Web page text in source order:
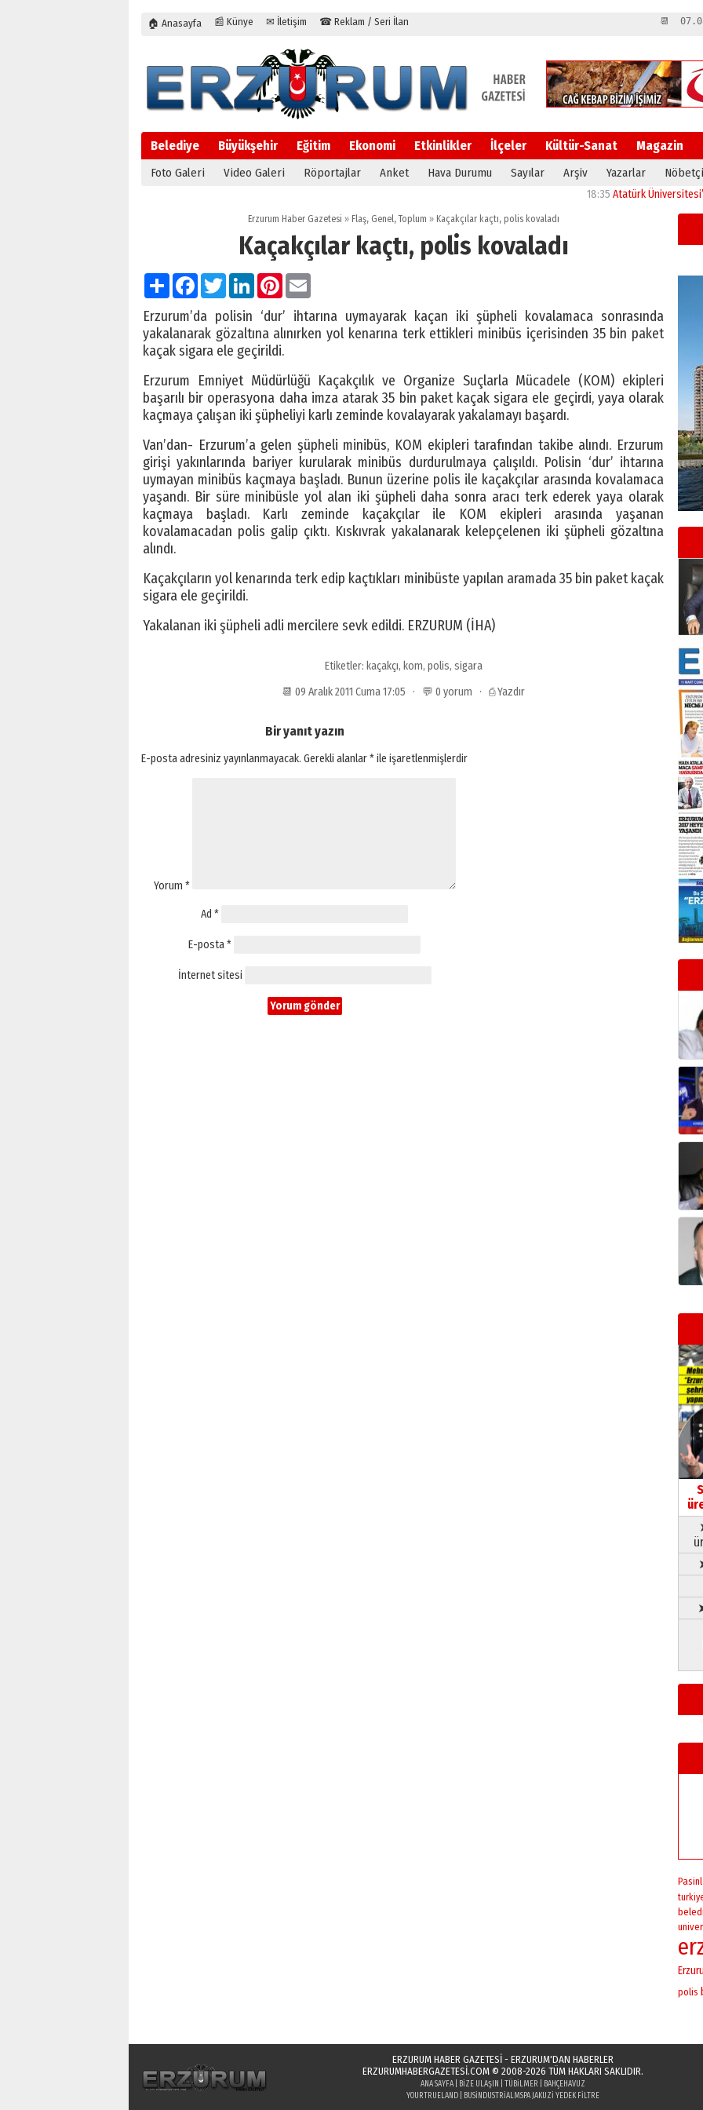
🏠 Anasayfa 📰 Künye ✉ İletişim ☎ Reklam / Seri İlan 📆
Belediye Büyükşehir Eğitim Ekonomi Etkinlikler İlçeler Kültür-Sanat Magazin
Foto Galeri Video Galeri Röportajlar Anket Hava Durumu Sayılar Arşiv Yazarlar
Atatürk Üniversitesi’nin
Erzurum Haber Gazetesi » Flaş, Genel,Toplum »Kaçakçılar kaçtı, polis kovaladı
Kaçakçılar kaçtı, polis kovaladı
PaylaşFacebook
TwitterLinkedInPinterest
Erzurum’da polisin ‘dur’ ihtarına uymayarak kaçan iki şüpheli kovalamaca sonrasında
yakalanarak gözaltına alınırken yol kenarına terk ettikleri minibüs içerisinden 35 bin paket
kaçak sigara ele geçirildi.
Erzurum Emniyet Müdürlüğü Kaçakçılık ve Organize Suçlarla Mücadele (KOM) ekipleri
başarılı bir operasyona daha imza atarak 35 bin paket kaçak sigara ele geçirdi, yaya olarak
kaçmaya çalışan iki şüpheliyi karlı zeminde kovalayarak yakalamayı başardı.
Van’dan- Erzurum’a gelen şüpheli minibüs, KOM ekipleri tarafından takibe alındı. Erzurum
girişi yakınlarında bariyer kurularak minibüs durdurulmaya çalışıldı. Polisin ‘dur’ ihtarına
uymayan minibüs kaçmaya başladı. Bunun üzerine polis ile kaçakçılar arasında kovalamaca
yaşandı. Bir süre minibüsle yol alan iki şüpheli daha sonra aracı terk ederek yaya olarak
kaçmaya başladı. Karlı zeminde kaçakçılar ile KOM ekipleri arasında yaşanan
kovalamacadan polis galip çıktı. Kıskıvrak yakalanarak kelepçelenen iki şüpheli gözaltına
alındı.
Kaçakçıların yol kenarında terk edip kaçtıkları minibüste yapılan aramada 35 bin paket kaçak
sigara ele geçirildi.
Yakalanan iki şüpheli adli mercilere sevk edildi. ERZURUM (İHA)
Etiketler: kaçakçı, kom, polis, sigara
📆 09 Aralık 2011 Cuma 17:05 · 💬 0 yorum · ⎙ Yazdır
Bir yanıt yazın
E-posta adresiniz yayınlanmayacak. Gerekli alanlar*ile işaretlenmişlerdir
Yorum *
Ad *
E-posta*
İnternet sitesi
polis
ERZURUM HABER GAZETESİ - ERZURUM'DAN HABERLER
ERZURUMHABERGAZETESI.COM© 2008-2026 TÜM HAKLARI SAKLIDIR.
ANA SAYFA| BIZE ULAŞIN TÜBILMER
BAHÇEHAVUZ
YOURTRUELAND| BUSINDUSTRIALMSPA JAKUZI YEDEK FILTRE